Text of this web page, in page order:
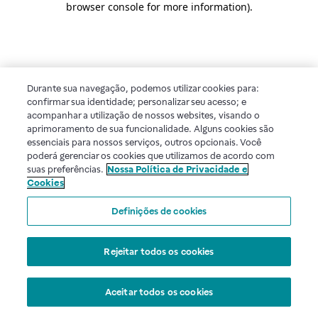
browser console for more information).
Durante sua navegação, podemos utilizar cookies para:
confirmar sua identidade; personalizar seu acesso; e
acompanhar a utilização de nossos websites, visando o
aprimoramento de sua funcionalidade. Alguns cookies são
essenciais para nossos serviços, outros opcionais. Você
poderá gerenciar os cookies que utilizamos de acordo com
suas preferências. Nossa Política de Privacidade e
Cookies
Definições de cookies
Rejeitar todos os cookies
Aceitar todos os cookies